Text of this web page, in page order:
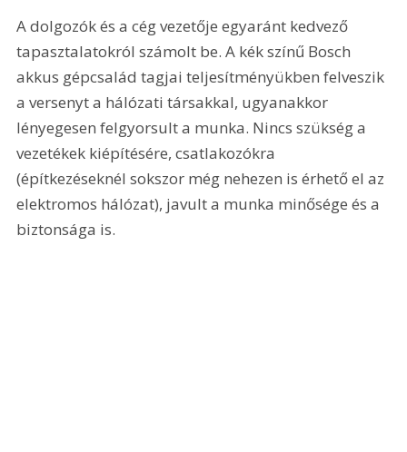
A dolgozók és a cég vezetője egyaránt kedvező
tapasztalatokról számolt be. A kék színű Bosch
akkus gépcsalád tagjai teljesítményükben felveszik
a versenyt a hálózati társakkal, ugyanakkor
lényegesen felgyorsult a munka. Nincs szükség a
vezetékek kiépítésére, csatlakozókra
(építkezéseknél sokszor még nehezen is érhető el az
elektromos hálózat), javult a munka minősége és a
biztonsága is.